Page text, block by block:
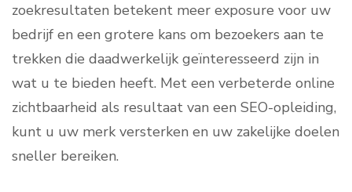
zoekresultaten betekent meer exposure voor uw
bedrijf en een grotere kans om bezoekers aan te
trekken die daadwerkelijk geïnteresseerd zijn in
wat u te bieden heeft. Met een verbeterde online
zichtbaarheid als resultaat van een SEO-opleiding,
kunt u uw merk versterken en uw zakelijke doelen
sneller bereiken.